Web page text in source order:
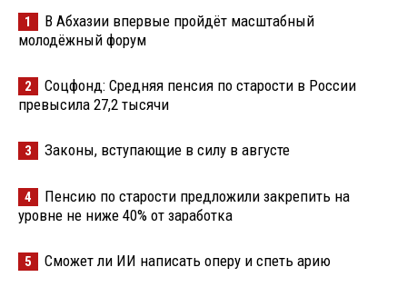
1
В Абхазии впервые пройдёт масштабный
молодёжный форум
2
Соцфонд: Средняя пенсия по старости в России
превысила 27,2 тысячи
3 Законы, вступающие в силу в августе
4
Пенсию по старости предложили закрепить на
уровне не ниже 40% от заработка
5 Сможет ли ИИ написать оперу и спеть арию